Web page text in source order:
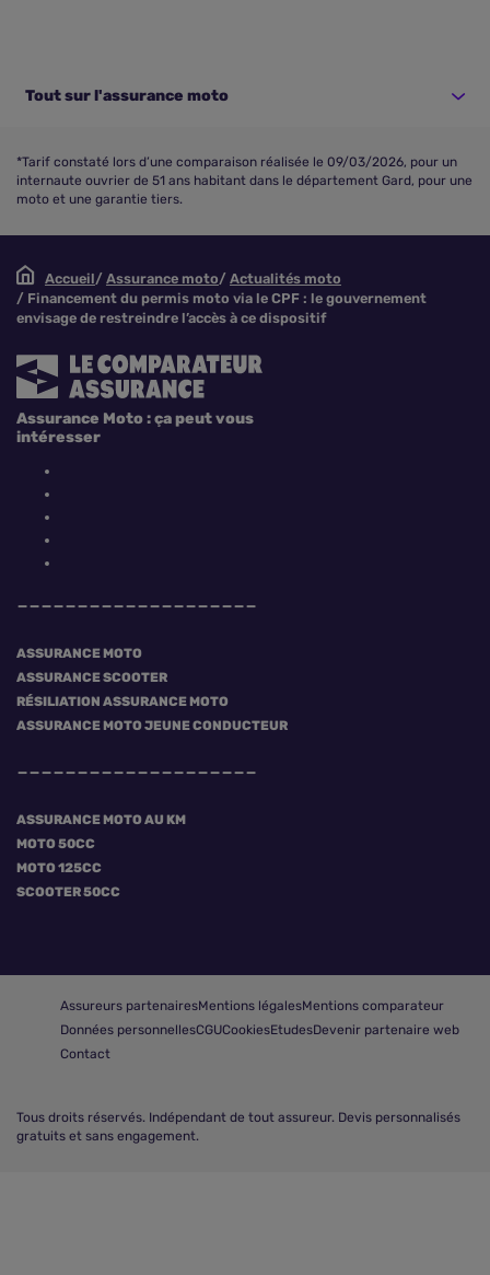
Tout sur l'assurance moto
*Tarif constaté lors d’une comparaison réalisée le 09/03/2026, pour un
internaute ouvrier de 51 ans habitant dans le département Gard, pour une
moto et une garantie tiers.
Accueil Assurance moto
Actualités moto
Financement du permis moto via le CPF : le gouvernement
envisage de restreindre l’accès à ce dispositif
ASSURANCE MOTO
ASSURANCE SCOOTER
RÉSILIATION ASSURANCE MOTO
ASSURANCE MOTO JEUNE CONDUCTEUR
ASSURANCE MOTO AU KM
MOTO 50CC
MOTO 125CC
SCOOTER 50CC
Assurance Moto : ça peut vous
intéresser
Assureurs partenairesMentions légalesMentions comparateur
Données personnellesCGUCookiesEtudesDevenir partenaire web
Contact
Tous droits réservés. Indépendant de tout assureur. Devis personnalisés
gratuits et sans engagement.